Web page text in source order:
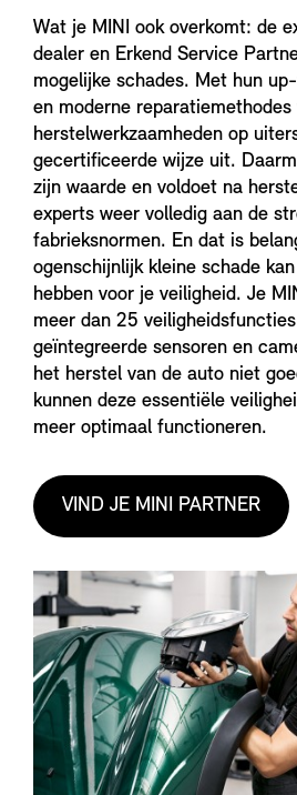
Wat je MINI ook overkomt: de
dealer en Erkend Service
mogelijke schades. Met hun
en moderne
herstelwerkzaamheden op
gecertificeerde wijze uit.
zijn waarde en voldoet na
experts weer volledig aan de
fabrieksnormen. En dat is
ogenschijnlijk kleine schade
hebben voor je veiligheid. Je
meer dan 25
geïntegreerde sensoren en
het herstel van de auto niet
kunnen deze essentiële
meer optimaal functioneren.
VIND JE MINI PARTNER